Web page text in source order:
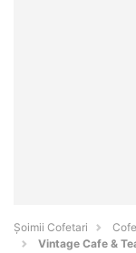
Șoimii Cofetari
Vintage Cafe &